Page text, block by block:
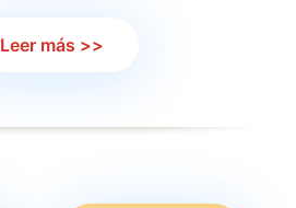
Leer más >>